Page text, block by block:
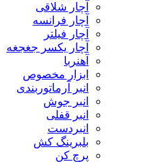
آچار شلاقی
آچار فرانسه
آچار فیلتر
آچار یکسر جغجغه
آهنربا
ابزار مخصوص
انبر آرماتوربندی
انبر جوش
انبر قفلی
انبردست
بلبرینگ کش
پرچ کن